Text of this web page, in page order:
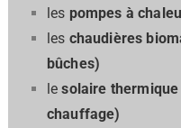
les pompes à
les chaudières
bûches)
lesolaire
chauffage)